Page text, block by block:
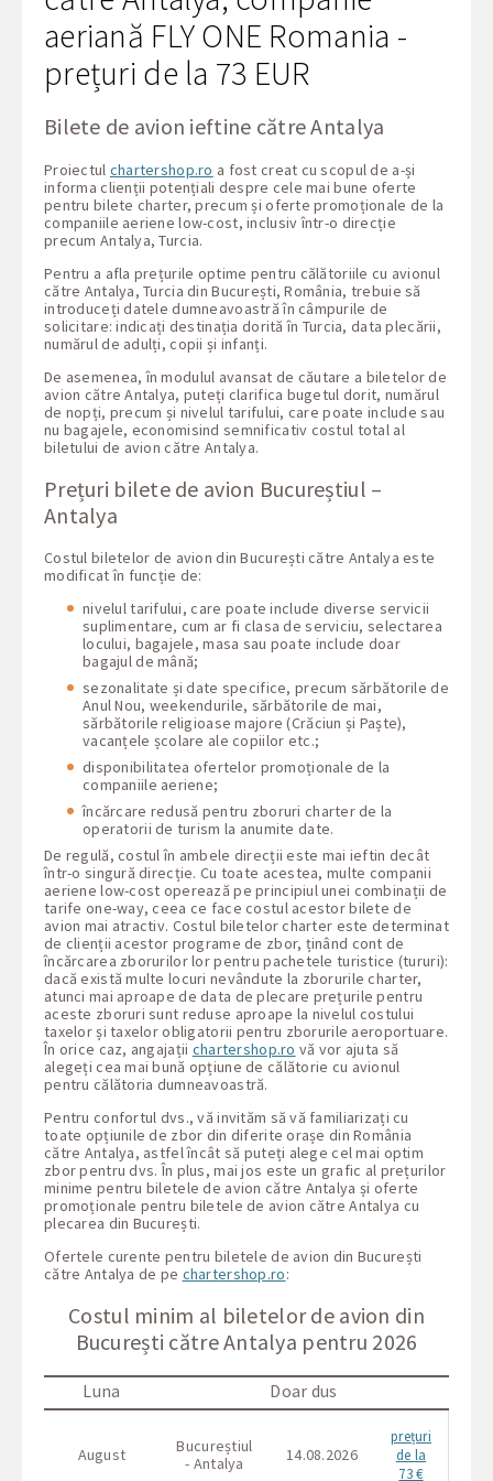
aeriană FLY ONE Romania -
prețuri de la 73 EUR
Bilete de avion ieftine către Antalya
Proiectul chartershop.ro a fost creat cu scopul de a-și
informa clienții potențiali despre cele mai bune oferte
pentru bilete charter, precum și oferte promoționale de la
companiile aeriene low-cost, inclusiv într-o direcție
precum Antalya, Turcia.
Pentru a afla prețurile optime pentru călătoriile cu avionul
către Antalya, Turcia din București, România, trebuie să
introduceți datele dumneavoastră în câmpurile de
solicitare: indicați destinația dorită în Turcia, data plecării,
numărul de adulți, copii și infanți.
De asemenea, în modulul avansat de căutare a biletelor de
avion către Antalya, puteți clarifica bugetul dorit, numărul
de nopți, precum și nivelul tarifului, care poate include sau
nu bagajele, economisind semnificativ costul total al
biletului de avion către Antalya.
Prețuri bilete de avion Bucureștiul –
Antalya
Costul biletelor de avion din București către Antalya este
modificat în funcție de:
nivelul tarifului, care poate include diverse servicii
suplimentare, cum ar fi clasa de serviciu, selectarea
locului, bagajele, masa sau poate include doar
bagajul de mână;
sezonalitate și date specifice, precum sărbătorile de
Anul Nou, weekendurile, sărbătorile de mai,
sărbătorile religioase majore (Crăciun și Paște),
vacanțele școlare ale copiilor etc.;
disponibilitatea ofertelor promoționale de la
companiile aeriene;
încărcare redusă pentru zboruri charter de la
operatorii de turism la anumite date.
De regulă, costul în ambele direcții este mai ieftin decât
într-o singură direcție. Cu toate acestea, multe companii
aeriene low-cost operează pe principiul unei combinații de
tarife one-way, ceea ce face costul acestor bilete de
avion mai atractiv. Costul biletelor charter este determinat
de clienții acestor programe de zbor, ținând cont de
încărcarea zborurilor lor pentru pachetele turistice (tururi):
dacă există multe locuri nevândute la zborurile charter,
atunci mai aproape de data de plecare prețurile pentru
aceste zboruri sunt reduse aproape la nivelul costului
taxelor și taxelor obligatorii pentru zborurile aeroportuare.
În orice caz, angajații chartershop.ro vă vor ajuta să
alegeți cea mai bună opțiune de călătorie cu avionul
pentru călătoria dumneavoastră.
Pentru confortul dvs., vă invităm să vă familiarizați cu
toate opțiunile de zbor din diferite orașe din România
către Antalya, astfel încât să puteți alege cel mai optim
zbor pentru dvs. În plus, mai jos este un grafic al prețurilor
minime pentru biletele de avion către Antalya și oferte
promoționale pentru biletele de avion către Antalya cu
plecarea din București.
Ofertele curente pentru biletele de avion din București
către Antalya de pe chartershop.ro:
Costul minim al biletelor de avion din
București către Antalya pentru 2026
Luna Doar dus
August
Bucureștiul
- Antalya
14.08.2026
prețuri
de la
73 €